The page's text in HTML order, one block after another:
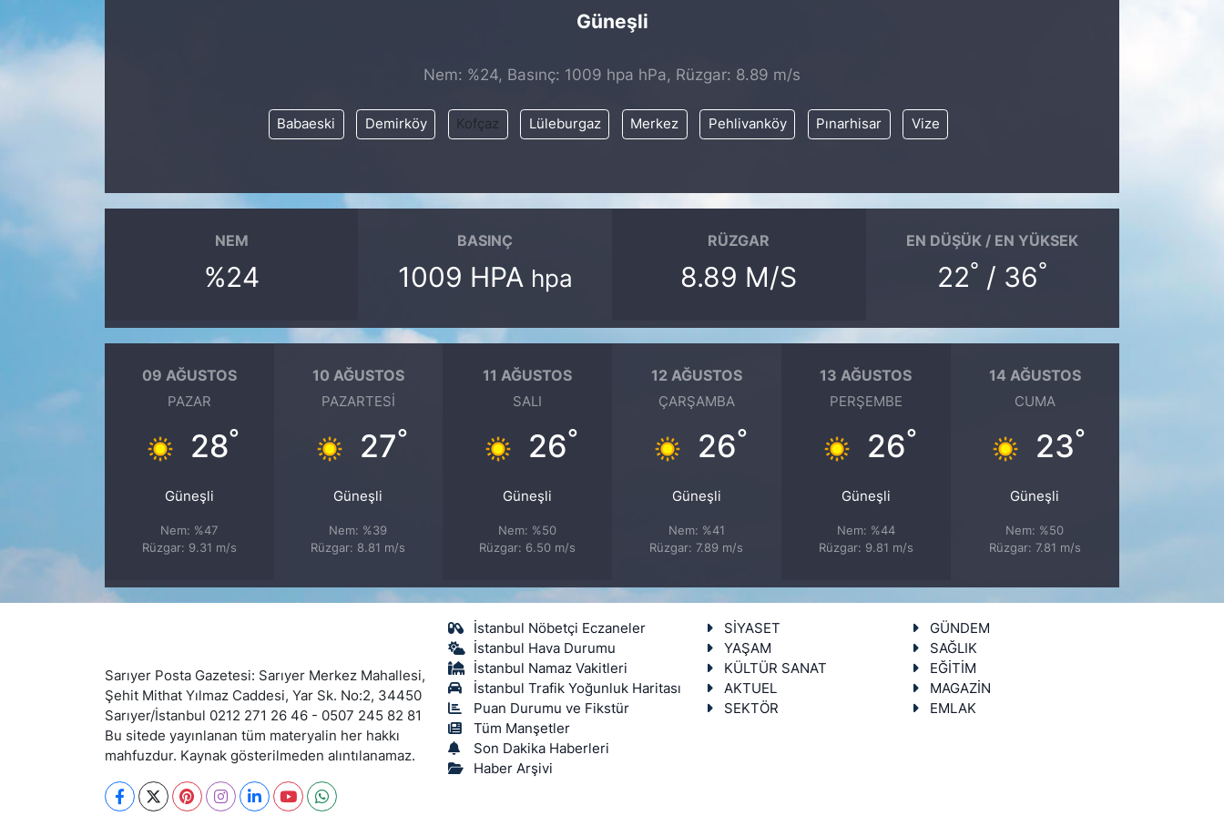
Güneşli
Nem: %24, Basınç: 1009 hpa hPa, Rüzgar: 8.89 m/s
Babaeski Demirköy Kofçaz Lüleburgaz Merkez Pehlivanköy Pınarhisar Vize
NEM
%24
BASINÇ
1009 HPA hpa
RÜZGAR
8.89 M/S
EN DÜŞÜK / EN YÜKSEK
22° / 36°
09 AĞUSTOS
PAZAR
28°
Güneşli
Nem: %47
Rüzgar: 9.31 m/s
10 AĞUSTOS
PAZARTESI
27°
Güneşli
Nem: %39
Rüzgar: 8.81 m/s
11 AĞUSTOS
SALI
26°
Güneşli
Nem: %50
Rüzgar: 6.50 m/s
12 AĞUSTOS
ÇARŞAMBA
26°
Güneşli
Nem: %41
Rüzgar: 7.89 m/s
13 AĞUSTOS
PERŞEMBE
26°
Güneşli
Nem: %44
Rüzgar: 9.81 m/s
14 AĞUSTOS
CUMA
23°
Güneşli
Nem: %50
Rüzgar: 7.81 m/s
Sarıyer Posta Gazetesi: Sarıyer Merkez Mahallesi,
Şehit Mithat Yılmaz Caddesi, Yar Sk. No:2, 34450
Sarıyer/İstanbul 0212 271 26 46 - 0507 245 82 81
Bu sitede yayınlanan tüm materyalin her hakkı
mahfuzdur. Kaynak gösterilmeden alıntılanamaz.
İstanbul Nöbetçi Eczaneler
İstanbul Hava Durumu
İstanbul Namaz Vakitleri
İstanbul Trafik Yoğunluk Haritası
Puan Durumu ve Fikstür
Tüm Manşetler
Son Dakika Haberleri
Haber Arşivi
SİYASET
GÜNDEM
YAŞAM
SAĞLIK
KÜLTÜR SANAT
EĞİTİM
AKTUEL
MAGAZİN
SEKTÖR
EMLAK
KÖŞE YAZILARI
SON DAKİKA HABERİ
TEKNOLOJİ
VİDEO GALERİ
YAŞAM